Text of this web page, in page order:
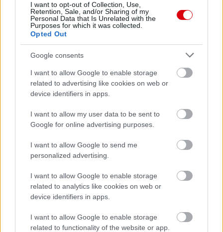
I want to opt-out of Collection, Use,
Retention, Sale, and/or Sharing of my
Personal Data that Is Unrelated with the
Purposes for which it was collected.
Opted Out
Google consents
I want to allow Google to enable storage
related to advertising like cookies on web or
device identifiers in apps.
I want to allow my user data to be sent to
Google for online advertising purposes.
I want to allow Google to send me
personalized advertising.
I want to allow Google to enable storage
related to analytics like cookies on web or
device identifiers in apps.
I want to allow Google to enable storage
related to functionality of the website or app.
Meccs Center
Paris Saint-Germainvs
Felkészülési szezon 4. mérkőzés